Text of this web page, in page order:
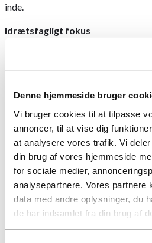
Denne hjemmeside bruger
Vi bruger cookies til at tilpasse
annoncer, til at vise dig
at analysere vores trafik. Vi
din brug af vores hjemmeside
for sociale medier,
analysepartnere. Vores partnere
data med andre oplysninger, du
de har indsamlet fra din brug af
inde.
Idrætsfagligt fokus
Lige nu træner atleter sig op til OL
Sportens Hus. Netop for at sikre
Hus, Opvisningsidrætten og
input til både konkurrenceprogram
Borgmester i Aarhus Jacob
”Med kåringen af vinderprojektet
et vigtigt skridt fremad, og det er
glæder jeg mig over, at vi blandt
pege på et vinderhold, der er
områdets vegne. Projektet har med
godt, så vi kan se frem til et projekt,